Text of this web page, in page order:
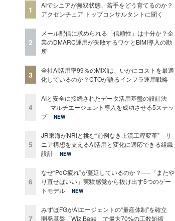
1
AIでシニアが無双状態、若手をどう育てるのか？
アクセンチュア トップコンサルタントに聞く
2
メール配信に求められる「信頼性」は十分か？企
業のDMARC運用が失敗するワケとBIMI導入の勘
所
3
全社AI活用率99％のMIXIは、いかにコストを最適
化しているのか？CTOが語るインフラ運用戦略
4
AIと安全に接続されたデータ活用基盤の設計法
──マルチエージェント導入を成功させる5ステッ
プ
NEW
5
JR東海がNRIと挑む“前例なき上流工程変革” リ
ニア構想を支えるAI活用と変化に適応できる組織
設計
NEW
6
なぜ“PoC疲れ”が蔓延しているのか？──「またや
り直せばいい」実験感覚から抜け出す5つのゲー
トモデル
NEW
7
みずほFGがAIエージェントの“量産体制”を確立
開発基盤「Wiz Base」で最大70%の工数短縮